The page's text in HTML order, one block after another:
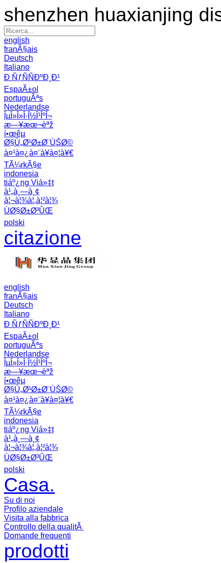
shenzhen huaxianjing
english
franÃ§ais
Deutsch
Italiano
Ð ÑƒÑÑÐºÐ¸Ð¹
EspaÃ±ol
portuguÃªs
Nederlandse
ÎµÎ»Î»Î·Î½Î¹ÎºÎ¬
æ—¥æœ¬èªž
í•œêµ­
Ø§Ù„Ø¹Ø±Ø¨ÙŠØ©
à¤¹à¤¿à¤¨à¥à¤¦à¥€
TÃ¼rkÃ§e
indonesia
tiáº¿ng Viá»‡t
à¹„à¸—à¸¢
à¦¬à¦¾à¦‚à¦²à¦¾
ÙØ§Ø±Ø³ÛŒ
polski
citazione
english
franÃ§ais
Deutsch
Italiano
Ð ÑƒÑÑÐºÐ¸Ð¹
EspaÃ±ol
portuguÃªs
Nederlandse
ÎµÎ»Î»Î·Î½Î¹ÎºÎ¬
æ—¥æœ¬èªž
í•œêµ­
Ø§Ù„Ø¹Ø±Ø¨ÙŠØ©
à¤¹à¤¿à¤¨à¥à¤¦à¥€
TÃ¼rkÃ§e
indonesia
tiáº¿ng Viá»‡t
à¹„à¸—à¸¢
à¦¬à¦¾à¦‚à¦²à¦¾
ÙØ§Ø±Ø³ÛŒ
polski
Casa.
Su di noi
Profilo aziendale
Visita alla fabbrica
Controllo della qualitÃ
Domande frequenti
prodotti